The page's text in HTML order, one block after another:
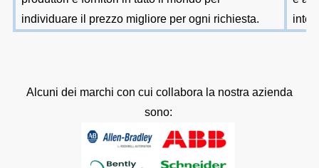
individuare il prezzo migliore per ogni richiesta.
Alcuni dei marchi con cui collabora la nostra azienda
sono: